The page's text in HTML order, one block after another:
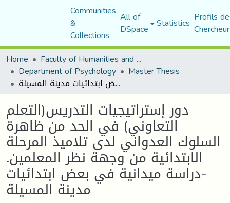
Communities
&
Collections
All of
DSpace Statistics Profils
Home
Faculty of Humanities and Social Sciences
Department of Psychology Master Thesis
دور إستراتيجيات التدريس(التعلم التعاوني) في الحد من ظاهرة السلوك العدواني لدى تلاميذ المرحلة الابتدائية من وجهة نظر المعلمين. -دراسة ميدانية في بعض ابتدائيات مدينة المسيلة
دور إستراتيجيات التدريس(التعلم
التعاوني) في الحد من ظاهرة
السلوك العدواني لدى تلاميذ المرحلة
الابتدائية من وجهة نظر المعلمين.
-دراسة ميدانية في بعض ابتدائيات
مدينة المسيلة